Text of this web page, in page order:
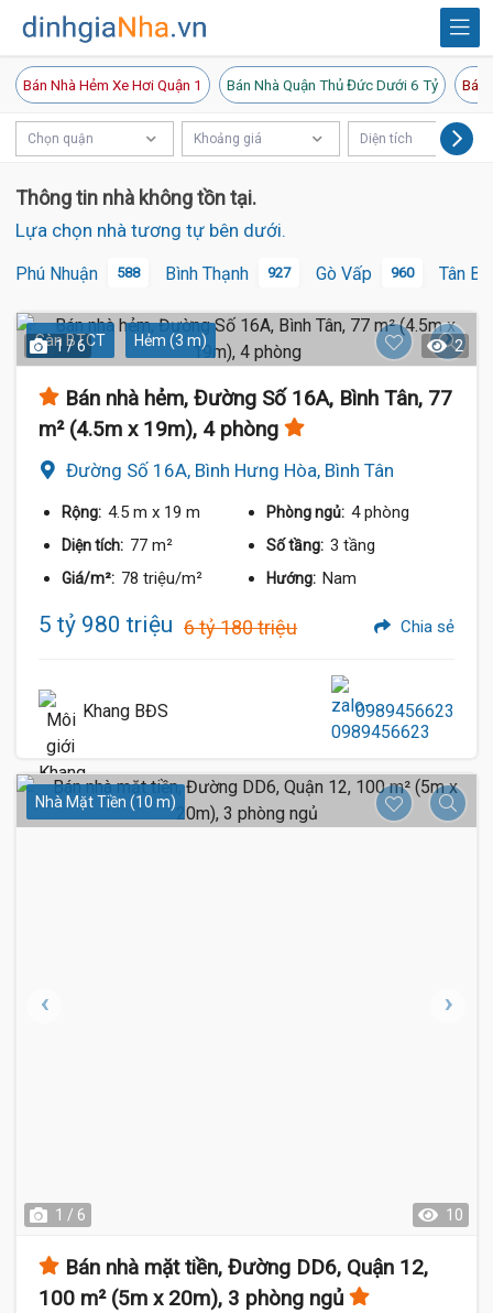
Bán Nhà Hẻm Xe Hơi Quận 1 Bán Nhà Quận Thủ Đức Dưới 6 Tỷ Bán
Chọn quận Khoảng giá Diện tích
Thông tin nhà không tồn tại.
Lựa chọn nhà tương tự bên dưới.
Phú Nhuận 588 Bình Thạnh 927 Gò Vấp 960 Tân
Sàn BTCT Hẻm (3 m)
1 / 6 2
Bán nhà hẻm, Đường Số 16A, Bình Tân, 77
m² (4.5m x 19m), 4 phòng
Đường Số 16A, Bình Hưng Hòa, Bình Tân
Rộng: 4.5 m x 19 m Phòng ngủ: 4 phòng
Diện tích: 77 m² Số tầng: 3 tầng
Giá/m²: 78 triệu/m² Hướng: Nam
5 tỷ 980 triệu 6 tỷ 180 triệu Chia sẻ
Khang BĐS 0989456623
Nhà Mặt Tiền (10 m)
1 / 6 10
Bán nhà mặt tiền, Đường DD6, Quận 12,
100 m² (5m x 20m), 3 phòng ngủ